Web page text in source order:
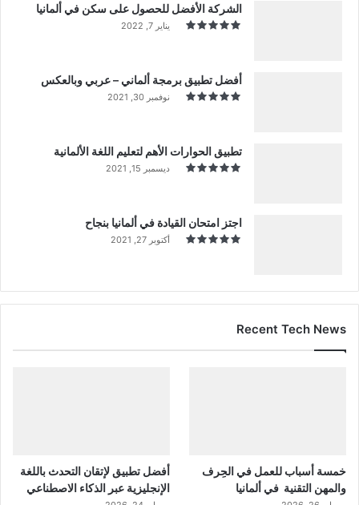
الشركة الأفضل للحصول على سكن في ألمانيا
يناير 7, 2022
أفضل تطبيق برمجة ألماني – عربي وبالعكس
نوفمبر 30, 2021
تطبيق الحوارات الأهم لتعليم اللغة الألمانية
ديسمبر 15, 2021
اجتز امتحان القيادة في ألمانيا بنجاح
أكتوبر 27, 2021
Recent Tech News
خمسة أسباب للعمل في الحِرف
والمهن التقنية في ألمانيا
أفضل تطبيق لإتقان التحدث باللغة
الإنجليزية عبر الذكاء الاصطناعي